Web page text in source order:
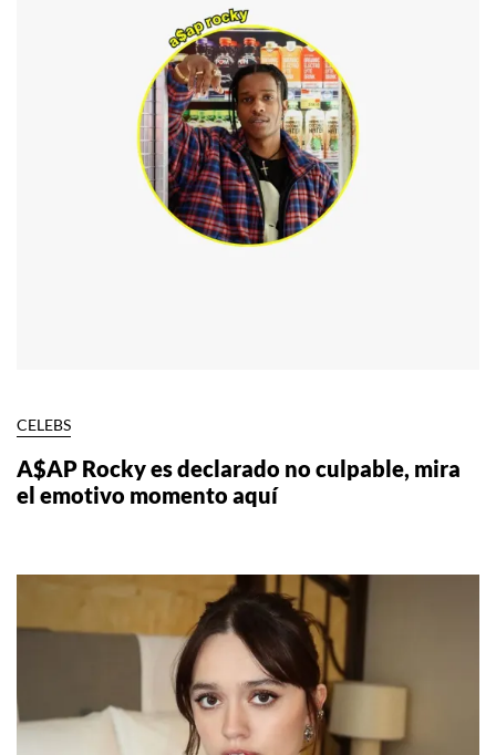
CELEBS
A$AP Rocky es declarado no culpable, mira
el emotivo momento aquí